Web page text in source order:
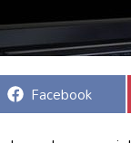
Share
on
Facebook